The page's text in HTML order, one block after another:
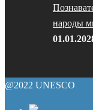
народы
@2022 UNESCO